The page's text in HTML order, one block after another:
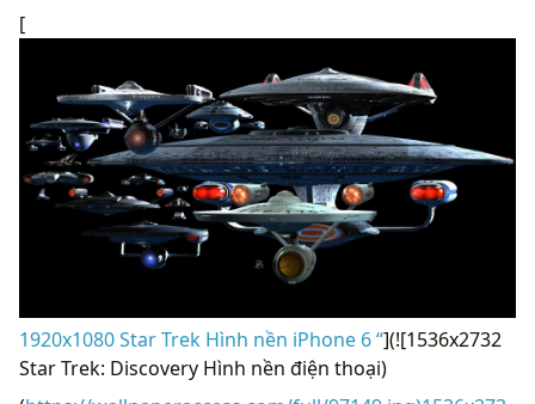
[
1920x1080 Star Trek Hình nền iPhone 6 “](![1536x2732
Star Trek: Discovery Hình nền điện thoại)